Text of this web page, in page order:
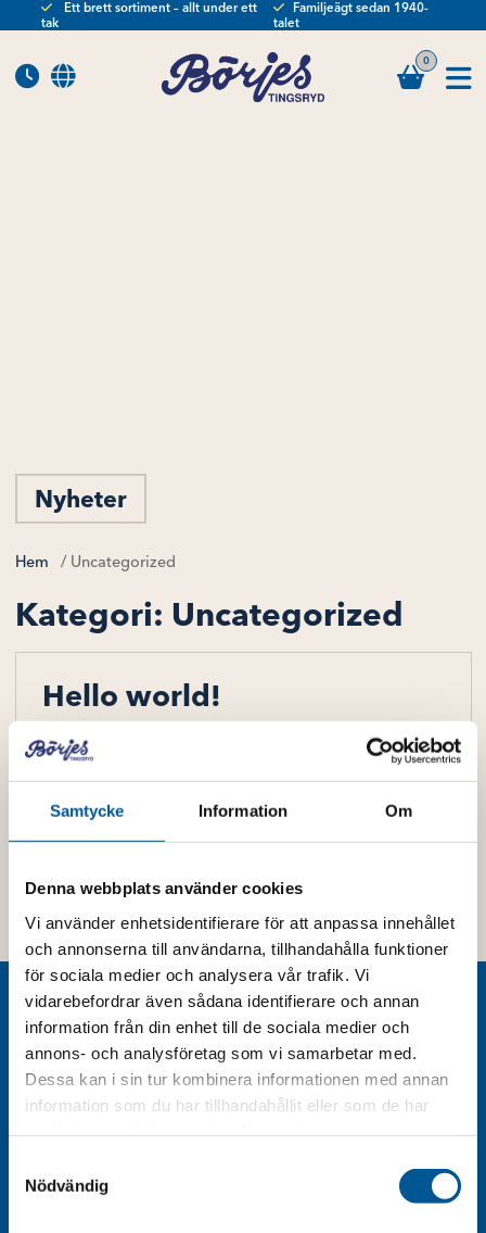
Samtycke Information Om
Denna webbplats använder cookies
Vi använder enhetsidentifierare för att anpassa innehållet
och annonserna till användarna, tillhandahålla funktioner
för sociala medier och analysera vår trafik. Vi
vidarebefordrar även sådana identifierare och annan
information från din enhet till de sociala medier och
annons- och analysföretag som vi samarbetar med.
Dessa kan i sin tur kombinera informationen med annan
information som du har tillhandahållit eller som de har
Nödvändig
Ett brett sortiment – allt under ett
tak
Familjeägt sedan 1940-
talet
0
Nyheter
Hem / Uncategorized
Kategori: Uncategorized
Hello world!
Welcome to WordPress. This is your first
post. Edit or delete it, then start writing!
Läs mer
Kontakt
Behöver du hjälp? Ring oss!
0477-482 00
Maila oss